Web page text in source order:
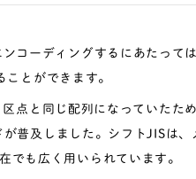
コーディングするにあたって
とができます。
点と同じ配列になっていたた
普及しました。シフトJISは、
でも広く用いられています。